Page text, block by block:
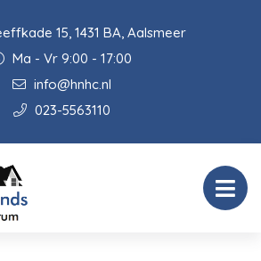
15, 1431 BA, Aalsmeer
Ma - Vr 9:00 - 17:00
info@hnhc.nl
023-5563110